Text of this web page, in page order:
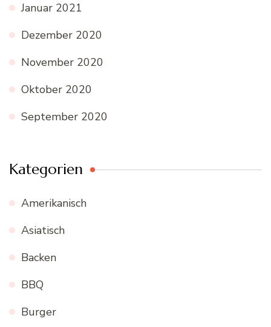
Januar 2021
Dezember 2020
November 2020
Oktober 2020
September 2020
Kategorien
Amerikanisch
Asiatisch
Backen
BBQ
Burger